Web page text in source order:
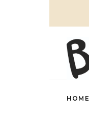
HOME